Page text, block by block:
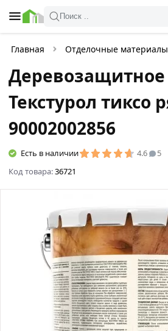
Поиск ..
Главная Отделочные материалы
Деревозащитное
Текстурол тиксо
90002002856
Есть в наличии 4.6
5
Код товара:36721